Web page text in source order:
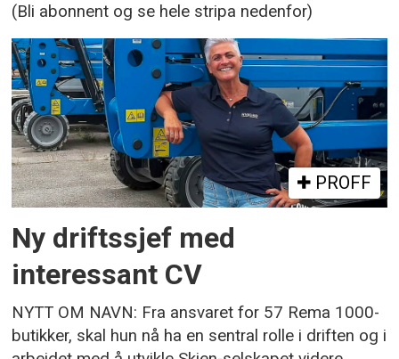
(Bli abonnent og se hele stripa nedenfor)
PROFF
Ny driftssjef med
interessant CV
NYTT OM NAVN: Fra ansvaret for 57 Rema 1000-
butikker, skal hun nå ha en sentral rolle i driften og i